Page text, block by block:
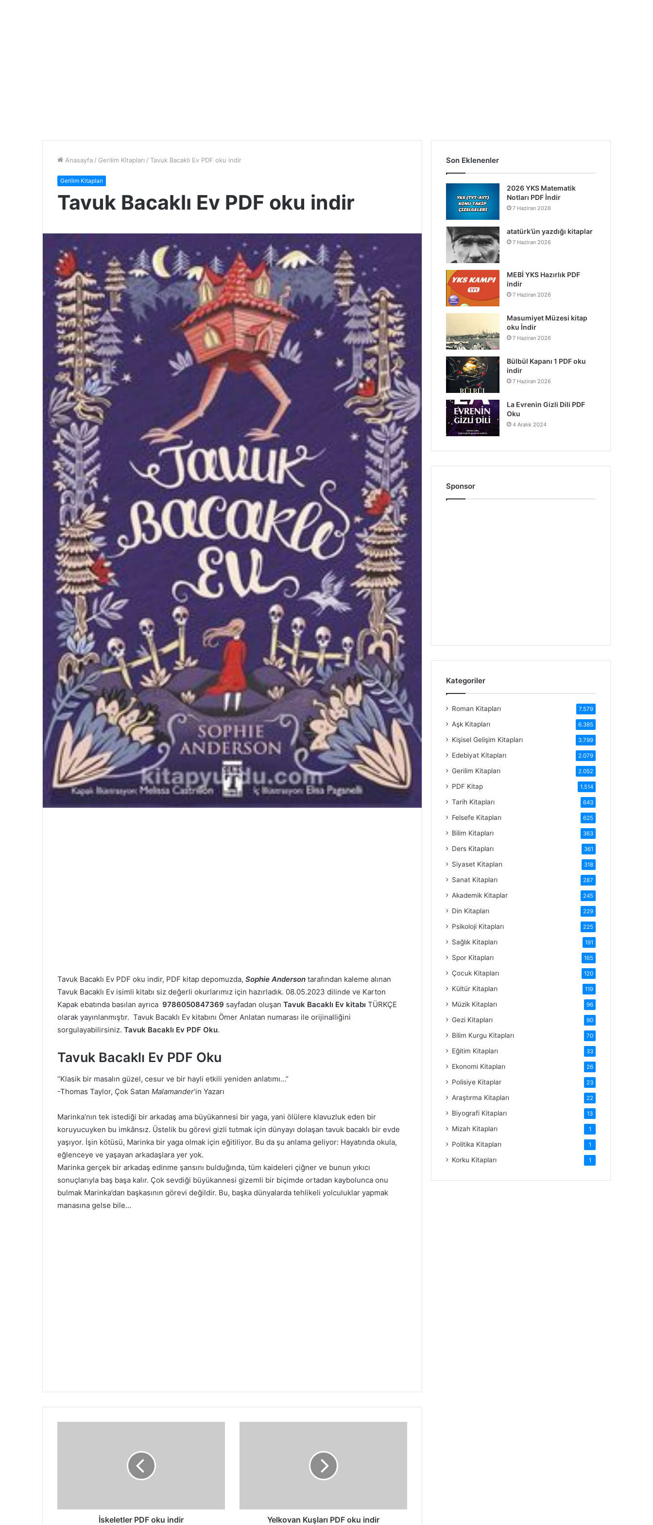
Anasayfa / Gerilim Kitapları / Tavuk Bacaklı Ev PDF oku indir
Gerilim Kitapları
Tavuk Bacaklı Ev PDF oku indir
Tavuk Bacaklı Ev PDF oku indir, PDF kitap depomuzda, Sophie Anderson tarafından kaleme alınan
Tavuk Bacaklı Ev isimli kitabı siz değerli okurlarımız için hazırladık. 08.05.2023 dilinde ve Karton
Kapak ebatında basılan ayrıca 9786050847369 sayfadan oluşan Tavuk Bacaklı Ev kitabı TÜRKÇE
olarak yayınlanmıştır. Tavuk Bacaklı Ev kitabını Ömer Anlatan numarası ile orijinalliğini
sorgulayabilirsiniz. Tavuk Bacaklı Ev PDF Oku.
Tavuk Bacaklı Ev PDF Oku
“Klasik bir masalın güzel, cesur ve bir hayli etkili yeniden anlatımı…”
-Thomas Taylor, Çok Satan Malamander’in Yazarı
Marinka’nın tek istediği bir arkadaş ama büyükannesi bir yaga, yani ölülere klavuzluk eden bir
koruyucuyken bu imkânsız. Üstelik bu görevi gizli tutmak için dünyayı dolaşan tavuk bacaklı bir evde
yaşıyor. İşin kötüsü, Marinka bir yaga olmak için eğitiliyor. Bu da şu anlama geliyor: Hayatında okula,
eğlenceye ve yaşayan arkadaşlara yer yok.
Marinka gerçek bir arkadaş edinme şansını bulduğında, tüm kaideleri çiğner ve bunun yıkıcı
sonuçlarıyla baş başa kalır. Çok sevdiği büyükannesi gizemli bir biçimde ortadan kaybolunca onu
bulmak Marinka’dan başkasının görevi değildir. Bu, başka dünyalarda tehlikeli yolculuklar yapmak
manasına gelse bile…
İskeletler PDF oku indir Yelkovan Kuşları PDF oku indir
Son Eklenenler
2026 YKS Matematik
Notları PDF İndir
7 Haziran 2026
atatürk’ün yazdığı kitaplar
7 Haziran 2026
MEBİ YKS Hazırlık PDF
indir
7 Haziran 2026
Masumiyet Müzesi kitap
oku İndir
7 Haziran 2026
Bülbül Kapanı 1 PDF oku
indir
7 Haziran 2026
La Evrenin Gizli Dili PDF
Oku
4 Aralık 2024
Sponsor
Kategoriler
Roman Kitapları 7.579
Aşk Kitapları 6.385
Kişisel Gelişim Kitapları 3.799
Edebiyat Kitapları 2.079
Gerilim Kitapları 2.052
PDF Kitap 1.514
Tarih Kitapları 643
Felsefe Kitapları 625
Bilim Kitapları 363
Ders Kitapları 361
Siyaset Kitapları 318
Sanat Kitapları 287
Akademik Kitaplar 245
Din Kitapları 229
Psikoloji Kitapları 225
Sağlık Kitapları 191
Spor Kitapları 165
Çocuk Kitapları 120
Kültür Kitapları 119
Müzik Kitapları 96
Gezi Kitapları 90
Bilim Kurgu Kitapları 70
Eğitim Kitapları 33
Ekonomi Kitapları 26
Polisiye Kitaplar 23
Araştırma Kitapları 22
Biyografi Kitapları 13
Mizah Kitapları 1
Politika Kitapları 1
Korku Kitapları 1